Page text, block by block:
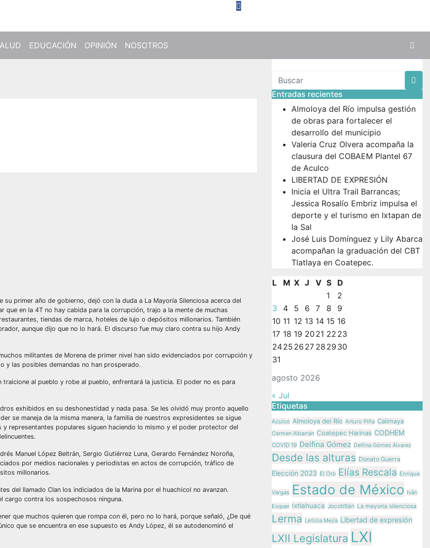
EDUCACIÓN OPINIÓN
NOSOTROS
primer año de gobierno, dejó con la duda a La Mayoría Silenciosa acerca del
en la 4T no hay cabida para la corrupción, trajo a la mente de muchas
tiendas de marca, hoteles de lujo o depósitos millonarios. También
aunque dijo que no lo hará. El discurso fue muy claro contra su hijo Andy
militantes de Morena de primer nivel han sido evidenciados por corrupción y
y las posibles demandas no han prosperado.
al pueblo y robe al pueblo, enfrentará la justicia. El poder no es para
exhibidos en su deshonestidad y nada pasa. Se les olvidó muy pronto aquello
se maneja de la misma manera, la familia de nuestros expresidentes se sigue
representantes populares siguen haciendo lo mismo y el poder protector del
Manuel López Beltrán, Sergio Gutiérrez Luna, Gerardo Fernández Noroña,
por medios nacionales y periodistas en actos de corrupción, tráfico de
millonarios.
del llamado Clan los indiciados de la Marina por el huachicol no avanzan.
cargo contra los sospechosos ninguna.
que muchos quieren que rompa con él, pero no lo hará, porque señaló, ¿De qué
que se encuentra en ese supuesto es Andy López, él se autodenominó el
Entradas recientes
Almoloya del Río impulsa gestión
de obras para fortalecer el
desarrollo del municipio
Valeria Cruz Olvera acompaña la
clausura del COBAEM Plantel 67
de Aculco
LIBERTAD DE EXPRESIÓN
Inicia el Ultra Trail Barrancas;
Jessica Rosalío Embriz impulsa el
deporte y el turismo en Ixtapan de
la Sal
José Luis Domínguez y Lily Abarca
acompañan la graduación del CBT
Tlatlaya en Coatepec.
agosto 2026
L M X J V S
D
1
2
3
4 5 6 7 8
9
10 11 12 13 14 15 16
17 18 19 20 21 22 23
2425 26 27 28 29 30
31
« Jul
Etiquetas
Aculco Almoloya del Río Arturo Piña Calimaya
Carmen Albarrán Coatepec Harinas CODHEM
COVID 19 Delfina Gómez Delfina Gómez Álvarez
Desde las alturas Donato Guerra
Elección 2023 El Oro Elías Rescala Enrique
Vargas Estado de México Iván
Esquer Ixtlahuaca Jocotitlán La mayoría silenciosa
Lerma Leticia Mejía Libertad de expresión
LXII Legislatura LXI